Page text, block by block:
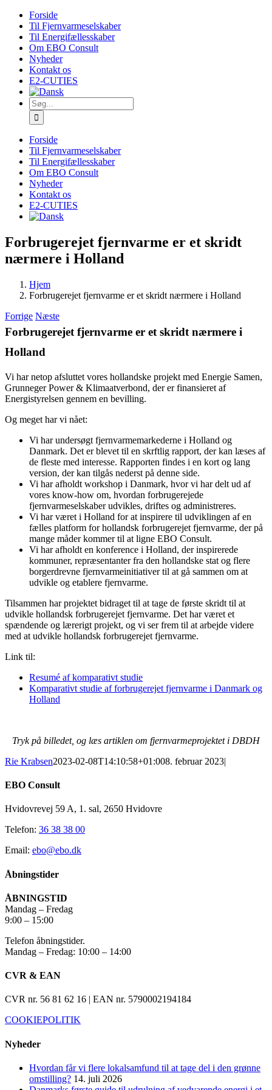
Skip
content
Forside
Til Fjernvarmeselskaber
Til Energifællesskaber
Om EBO Consult
Nyheder
Kontakt os
E2-CUTIES
Søg
efter:
Forside
Til Fjernvarmeselskaber
Til Energifællesskaber
Om EBO Consult
Nyheder
Kontakt os
E2-CUTIES
Forbrugerejet fjernvarme er et skridt
nærmere i Holland
Hjem
Forbrugerejet fjernvarme er et skridt nærmere i Holland
Forrige Næste
Forbrugerejet fjernvarme er et skridt nærmere i
Holland
Vi har netop afsluttet vores hollandske projekt med Energie Samen,
Grunneger Power & Klimaatverbond, der er finansieret af
Energistyrelsen gennem en bevilling.
Og meget har vi nået:
Vi har undersøgt fjernvarmemarkederne i Holland og
Danmark. Det er blevet til en skrftlig rapport, der kan læses af
de fleste med interesse. Rapporten findes i en kort og lang
version, der kan tilgås nederst på denne side.
Vi har afholdt workshop i Danmark, hvor vi har delt ud af
vores know-how om, hvordan forbrugerejede
fjernvarmeselskaber udvikles, driftes og administreres.
Vi har været i Holland for at inspirere til udviklingen af en
fælles platform for hollandsk forbrugerejet fjernvarme, der på
mange måder kommer til at ligne EBO Consult.
Vi har afholdt en konference i Holland, der inspirerede
kommuner, repræsentanter fra den hollandske stat og flere
borgerdrevne fjernvarmeinitiativer til at gå sammen om at
udvikle og etablere fjernvarme.
Tilsammen har projektet bidraget til at tage de første skridt til at
udvikle hollandsk forbrugerejet fjernvarme. Det har været et
spændende og lærerigt projekt, og vi ser frem til at arbejde videre
med at udvikle hollandsk forbrugerejet fjernvarme.
Link til:
Resumé af komparativt studie
Komparativt studie af forbrugerejet fjernvarme i Danmark og
Holland
Tryk på billedet, og læs artiklen om fjernvarmeprojektet i DBDH
Rie Krabsen2023-02-08T14:10:58+01:008. februar 2023|
EBO Consult
Hvidovrevej 59 A, 1. sal, 2650 Hvidovre
Telefon: 36 38 38 00
Email: ebo@ebo.dk
Åbningstider
ÅBNINGSTID
Mandag – Fredag
9:00 – 15:00
Telefon åbningstider.
Mandag – Fredag: 10:00 – 14:00
CVR & EAN
CVR nr. 56 81 62 16 | EAN nr. 5790002194184
COOKIEPOLITIK
Nyheder
Hvordan får vi flere lokalsamfund til at tage del i den grønne
omstilling? 14. juli 2026